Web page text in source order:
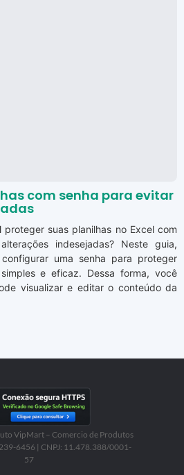
com senha para evitar
suas planilhas no Excel com
indesejadas? Neste guia,
uma senha para proteger
e eficaz. Dessa forma, você
visualizar e editar o conteúdo da
VipMart – Comercio de Produtos
6456 | CNPJ: 11.478.388/0001-
57